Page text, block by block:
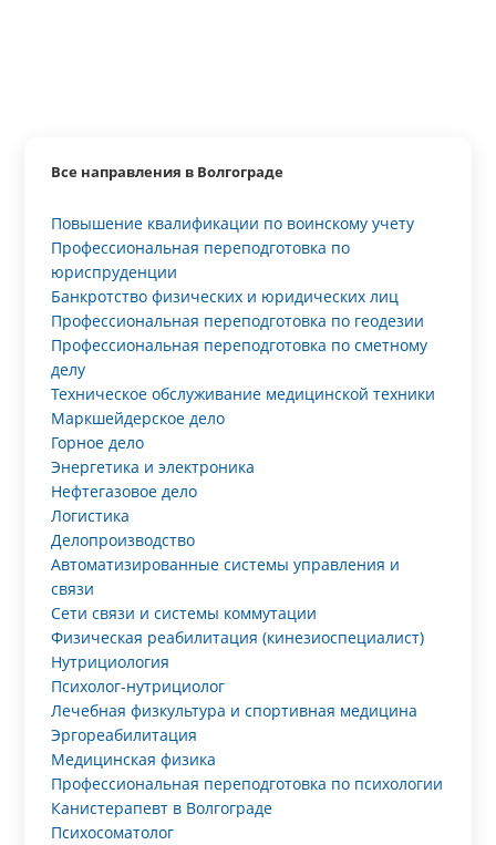
Все направления в Волгограде
Повышение квалификации по воинскому учету
Профессиональная переподготовка по
юриспруденции
Банкротство физических и юридических лиц
Профессиональная переподготовка по геодезии
Профессиональная переподготовка по сметному
делу
Техническое обслуживание медицинской техники
Маркшейдерское дело
Горное дело
Энергетика и электроника
Нефтегазовое дело
Логистика
Делопроизводство
Автоматизированные системы управления и
связи
Сети связи и системы коммутации
Физическая реабилитация (кинезиоспециалист)
Нутрициология
Психолог-нутрициолог
Лечебная физкультура и спортивная медицина
Эргореабилитация
Медицинская физика
Профессиональная переподготовка по психологии
Канистерапевт в Волгограде
Психосоматолог